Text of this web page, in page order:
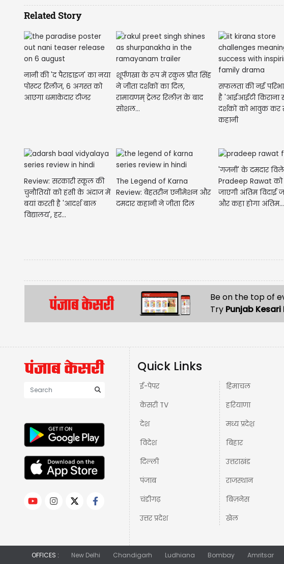
Related Story
नानी की 'द पैराडाइज' का नया
पोस्टर रिलीज, 6 अगस्त को
आएगा धमाकेदार टीजर
शूर्पणखा के रूप में रकुल प्रीत सिंह
ने जीता दर्शकों का दिल,
रामायणम् ट्रेलर रिलीज़ के बाद
सोशल...
सफलता की नई
है 'आईआईटी किराना
दर्शकों को भावुक कर
कहानी
Review: सरकारी स्कूल की
चुनौतियों को हंसी के अंदाज में
बयां करती है 'आदर्श बाल
विद्यालय', हर...
The Legend of Karna
Review: बेहतरीन एनीमेशन और
दमदार कहानी ने जीता दिल
'गजनी' के दमदार
Pradeep Rawat
जाएगी अंतिम विदाई
और कहा होगा अंतिम...
Be on the top of
Try Punjab Kesari
Quick Links
ई-पेपर
केसरी TV
देश
विदेश
दिल्ली
पंजाब
चंडीगढ़
उत्तर प्रदेश
हिमाचल
हरियाणा
मध्य प्रदेश़
बिहार
उत्तराखंड
राजस्थान
बिज़नेस
खेल
OFFICES : New Delhi Chandigarh Ludhiana Bombay Amritsar